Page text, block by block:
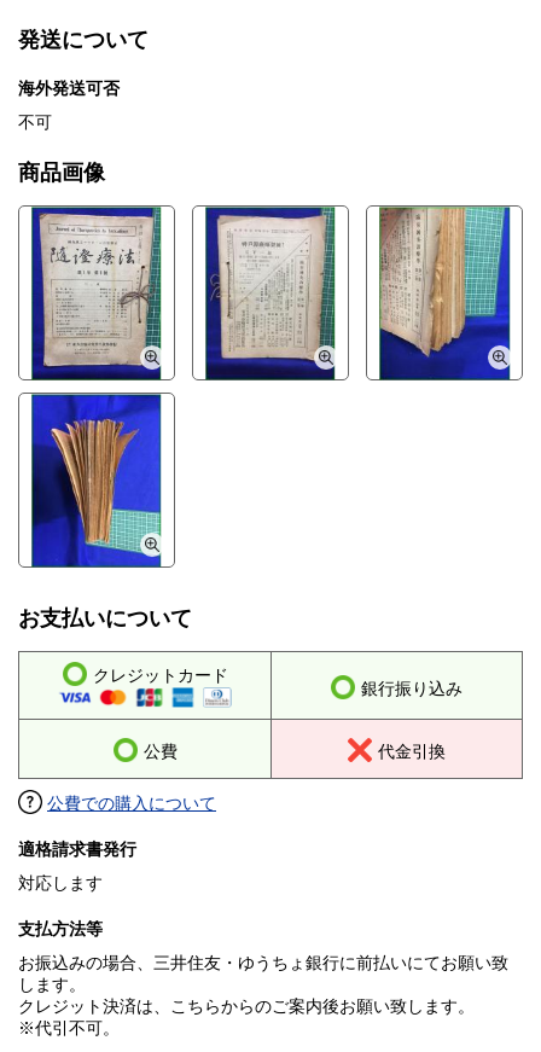
発送について
海外発送可否
不可
商品画像
お支払いについて
クレジットカード
銀行振り込み
公費 代金引換
公費での購入について
適格請求書発行
対応します
支払方法等
お振込みの場合、三井住友・ゆうちょ銀行に前払いにてお願い致
します。
クレジット決済は、こちらからのご案内後お願い致します。
※代引不可。